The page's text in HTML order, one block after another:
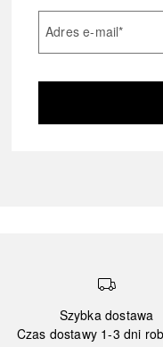
Adres e-mail*
Szybka dostawa
Czas dostawy 1-3 dni